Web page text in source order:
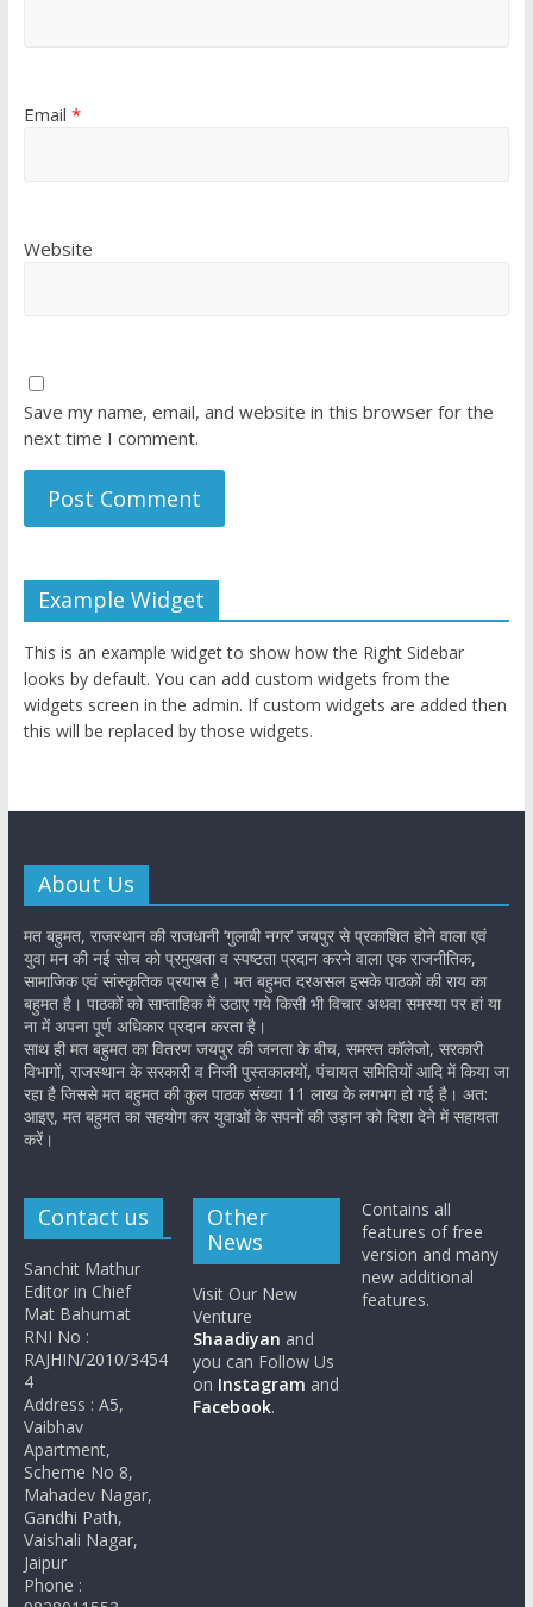
Email *
Website
Save my name, email, and website in this browser for the
next time I comment.
Example Widget
This is an example widget to show how the Right Sidebar
looks by default. You can add custom widgets from the
widgets screen in the admin. If custom widgets are added then
this will be replaced by those widgets.
About Us
मत बहुमत, राजस्थान की राजधानी ‘गुलाबी नगर’ जयपुर से प्रकाशित होने वाला एवं
युवा मन की नई सोच को प्रमुखता व स्पष्टता प्रदान करने वाला एक राजनीतिक,
सामाजिक एवं सांस्कृतिक प्रयास है। मत बहुमत दरअसल इसके पाठकों की राय का
बहुमत है। पाठकों को साप्ताहिक में उठाए गये किसी भी विचार अथवा समस्या पर हां या
ना में अपना पूर्ण अधिकार प्रदान करता है।
साथ ही मत बहुमत का वितरण जयपुर की जनता के बीच, समस्त कॉलेजो, सरकारी
विभागों, राजस्थान के सरकारी व निजी पुस्तकालयों, पंचायत समितियों आदि में किया जा
रहा है जिससे मत बहुमत की कुल पाठक संख्या 11 लाख के लगभग हो गई है। अत:
आइए, मत बहुमत का सहयोग कर युवाओं के सपनों की उड़ान को दिशा देने में सहायता
करें।
Contact us
Sanchit Mathur
Editor in Chief
Mat Bahumat
RNI No :
RAJHIN/2010/3454
4
Address : A5,
Vaibhav
Apartment,
Scheme No 8,
Mahadev Nagar,
Gandhi Path,
Vaishali Nagar,
Jaipur
Phone :
Other
News
Visit Our New
Venture
Shaadiyan and
you can Follow Us
on Instagram and
Facebook.
Contains all
features of free
version and many
new additional
features.